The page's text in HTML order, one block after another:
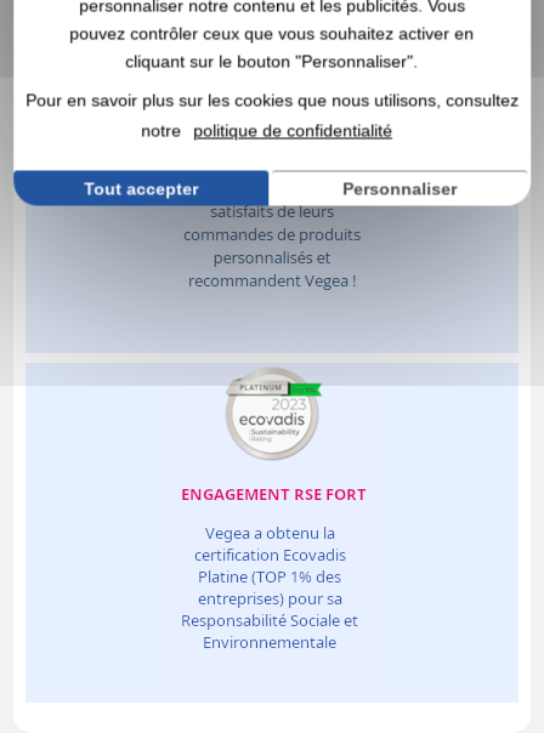
personnaliser notre contenu et les publicités. Vous
pouvez contrôler ceux que vous souhaitez activer en
cliquant sur le bouton "Personnaliser".
Pour en savoir plus sur les cookies que nous utilisons, consultez
notre
politique de confidentialité
Tout accepter Personnaliser